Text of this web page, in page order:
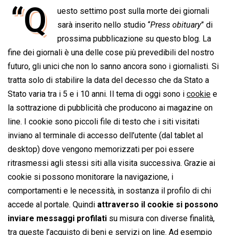
c
e
o
o
k
a
t
s
A
p
p
n
k
e
d
I
n
r
e
a
d
s
a
i
l
p
y
L
i
n
k
n
t
“Q
uesto settimo post sulla morte dei giornali
sarà inserito nello studio “Press obituary” di
prossima pubblicazione su questo blog. La
fine dei giornali è una delle cose più prevedibili del nostro
futuro, gli unici che non lo sanno ancora sono i giornalisti. Si
tratta solo di stabilire la data del decesso che da Stato a
Stato varia tra i 5 e i 10 anni. Il tema di oggi sono i cookie e
la sottrazione di pubblicità che producono ai magazine on
line. I cookie sono piccoli file di testo che i siti visitati
inviano al terminale di accesso dell’utente (dal tablet al
desktop) dove vengono memorizzati per poi essere
ritrasmessi agli stessi siti alla visita successiva. Grazie ai
cookie si possono monitorare la navigazione, i
comportamenti e le necessità, in sostanza il profilo di chi
accede al portale. Quindi attraverso il cookie si possono
inviare messaggi profilati su misura con diverse finalità,
tra queste l’acquisto di beni e servizi on line. Ad esempio